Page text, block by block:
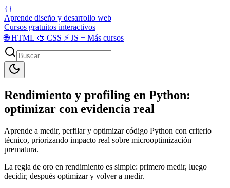
{}
Aprende diseño y desarrollo web
Cursos gratuitos interactivos
🌐HTML 🎨 CSS ⚡ JS + Más cursos
Rendimiento y profiling en Python:
optimizar con evidencia real
Aprende a medir, perfilar y optimizar código Python con criterio
técnico, priorizando impacto real sobre microoptimización
prematura.
La regla de oro en rendimiento es simple: primero medir, luego
decidir, después optimizar y volver a medir.